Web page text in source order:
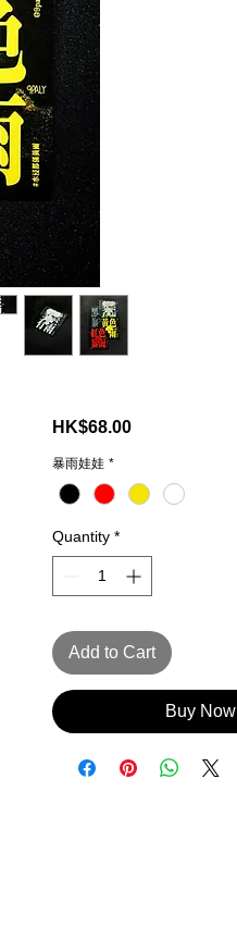
HK$68.00Price
暴雨娃娃 *
Quantity *
Add to Cart
Buy Now